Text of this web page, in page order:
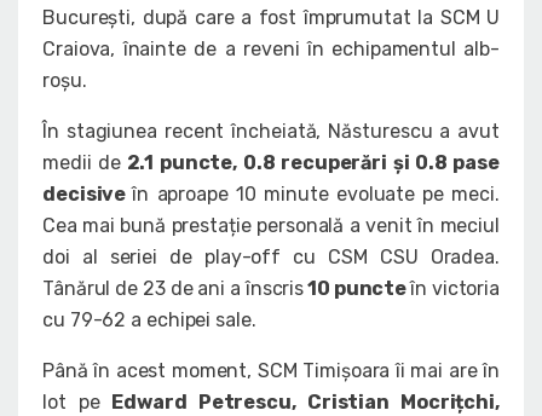
București, după care a fost împrumutat la SCM U
Craiova, înainte de a reveni în echipamentul alb-
roșu.
În stagiunea recent încheiată, Năsturescu a avut
medii de2.1 puncte, 0.8 recuperări și 0.8 pase
decisiveîn aproape 10 minute evoluate pe meci.
Cea mai bună prestație personală a venit în meciul
doi al seriei de play-off cu CSM CSU Oradea.
Tânărul de 23 de ani a înscris10 puncteîn victoria
cu 79-62 a echipei sale.
Până în acest moment, SCM Timișoara îi mai are în
lot pe
Edward Petrescu, Cristian Mocrițchi,